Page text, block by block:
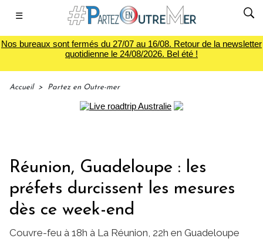
☰
Nos bureaux sont fermés du 27/07 au 16/08. Retour de la newsletter
quotidienne le 24/08/2026. Bel été !
Accueil > Partez en Outre-mer
Réunion, Guadeloupe : les
préfets durcissent les mesures
dès ce week-end
Couvre-feu à 18h à La Réunion, 22h en Guadeloupe